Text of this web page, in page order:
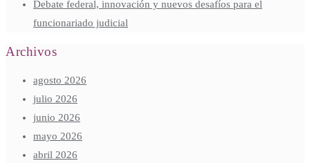
Debate federal, innovación y nuevos desafíos para el
funcionariado judicial
Archivos
agosto 2026
julio 2026
junio 2026
mayo 2026
abril 2026